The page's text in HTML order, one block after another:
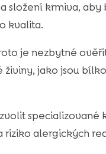
složení krmiva, aby
kvalita.
je nezbytné
živiny, jako jsou
specializované
alergických